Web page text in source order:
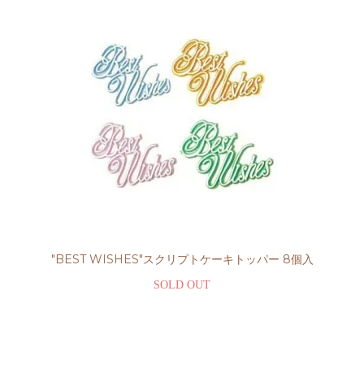
"BEST WISHES"スクリプトケーキトッパー 8個入
SOLD OUT